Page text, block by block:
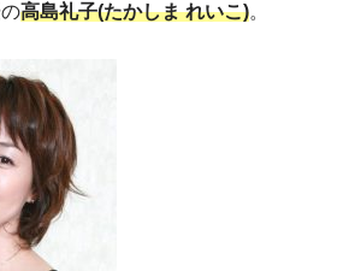
高島礼子(たかしま れいこ)。